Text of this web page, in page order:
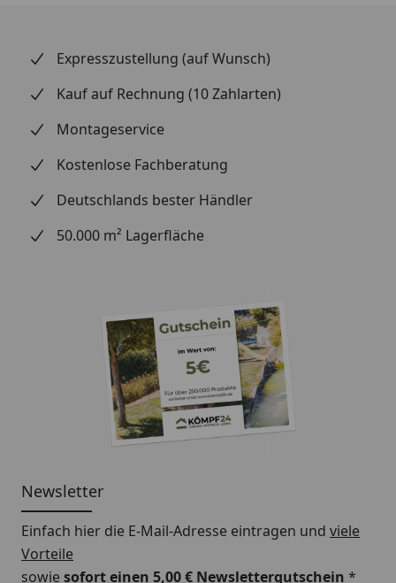
Expresszustellung (auf Wunsch)
Kauf auf Rechnung (10 Zahlarten)
Montageservice
Kostenlose Fachberatung
Deutschlands bester Händler
50.000 m² Lagerfläche
Newsletter
Einfach hier die E-Mail-Adresse eintragen und viele
Vorteile
sowiesofort einen 5,00 € Newslettergutschein *